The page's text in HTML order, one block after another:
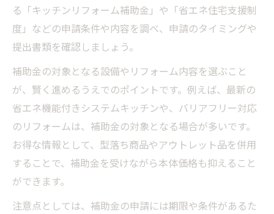
る「キッチンリフォーム補助金」や「省エネ住宅支援制
度」などの申請条件や内容を調べ、申請のタイミングや
提出書類を確認しましょう。
補助金の対象となる設備やリフォーム内容を選ぶこと
が、賢く進めるうえでのポイントです。例えば、最新の
省エネ機能付きシステムキッチンや、バリアフリー対応
のリフォームは、補助金の対象となる場合が多いです。
お得な情報として、型落ち商品やアウトレット品を併用
することで、補助金を受けながら本体価格も抑えること
ができます。
注意点としては、補助金の申請には期限や条件があるた